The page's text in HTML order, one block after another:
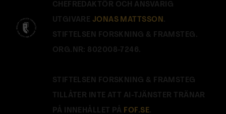
CHEFREDAKTÖR OCH ANSVARIG
UTGIVARE JONAS MATTSSON.
STIFTELSEN FORSKNING & FRAMSTEG.
ORG.NR: 802008-7246.
STIFTELSEN FORSKNING & FRAMSTEG
TILLÅTER INTE ATT AI-TJÄNSTER TRÄNAR
PÅ INNEHÅLLET PÅ FOF.SE.